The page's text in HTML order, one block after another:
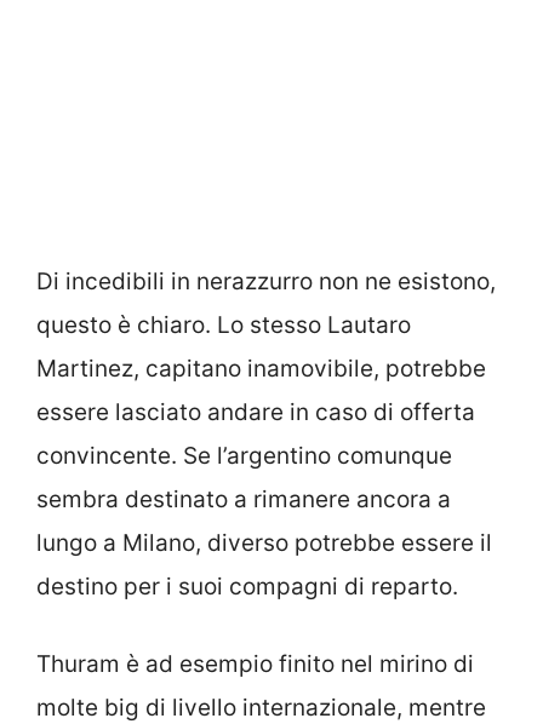
Di incedibili in nerazzurro non ne esistono,
questo è chiaro. Lo stesso Lautaro
Martinez, capitano inamovibile, potrebbe
essere lasciato andare in caso di offerta
convincente. Se l’argentino comunque
sembra destinato a rimanere ancora a
lungo a Milano, diverso potrebbe essere il
destino per i suoi compagni di reparto.
Thuram è ad esempio finito nel mirino di
molte big di livello internazionale, mentre